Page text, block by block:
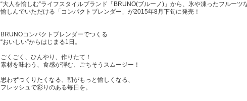
“大人を愉しむ”ライフスタイルブランド「BRUNO(ブルーノ)」から、氷や凍ったフルーツ
愉しんでいただける「コンパクトブレンダー」が2015年8月下旬に発売！
BRUNOコンパクトブレンダーでつくる
“おいしい”からはじまる1日。
ごくごく、ひんやり、作りたて！
素材を味わう、食感が弾む、ごちそうスムージー！
思わずつくりたくなる、朝がもっと愉しくなる、
フレッシュで彩りのある毎日を。